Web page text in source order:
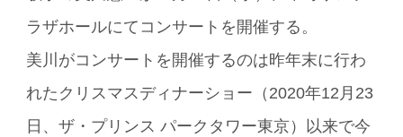
ラザホールにてコンサートを開催する。
美川がコンサートを開催するのは昨年末に行わ
れたクリスマスディナーショー（2020年12月23
日、ザ・プリンス パークタワー東京）以来で今